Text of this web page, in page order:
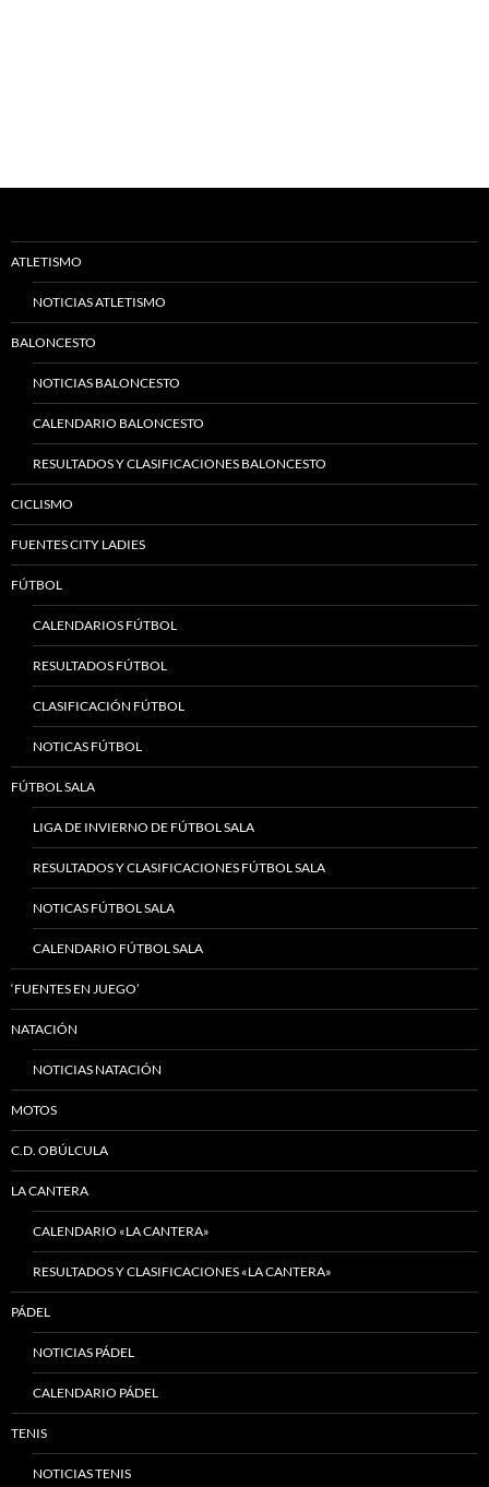
ATLETISMO
NOTICIAS ATLETISMO
BALONCESTO
NOTICIAS BALONCESTO
CALENDARIO BALONCESTO
RESULTADOS Y CLASIFICACIONES BALONCESTO
CICLISMO
FUENTES CITY LADIES
FÚTBOL
CALENDARIOS FÚTBOL
RESULTADOS FÚTBOL
CLASIFICACIÓN FÚTBOL
NOTICAS FÚTBOL
FÚTBOL SALA
LIGA DE INVIERNO DE FÚTBOL SALA
RESULTADOS Y CLASIFICACIONES FÚTBOL SALA
NOTICAS FÚTBOL SALA
CALENDARIO FÚTBOL SALA
‘FUENTES EN JUEGO’
NATACIÓN
NOTICIAS NATACIÓN
MOTOS
C.D. OBÚLCULA
LA CANTERA
CALENDARIO «LA CANTERA»
RESULTADOS Y CLASIFICACIONES «LA CANTERA»
PÁDEL
NOTICIAS PÁDEL
CALENDARIO PÁDEL
TENIS
NOTICIAS TENIS